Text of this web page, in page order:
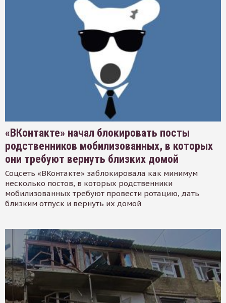
«ВКонтакте» начал блокировать посты
родственников мобилизованных, в которых
они требуют вернуть близких домой
Соцсеть «ВКонтакте» заблокировала как минимум
несколько постов, в которых родственники
мобилизованных требуют провести ротацию, дать
близким отпуск и вернуть их домой